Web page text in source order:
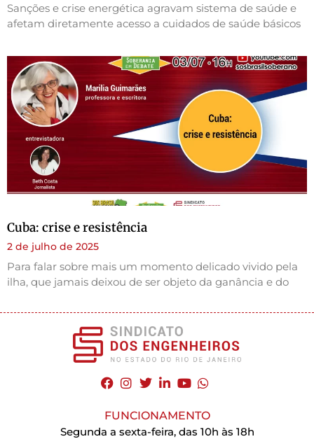
Sanções e crise energética agravam sistema de saúde e
afetam diretamente acesso a cuidados de saúde básicos
Cuba: crise e resistência
2 de julho de 2025
Para falar sobre mais um momento delicado vivido pela
ilha, que jamais deixou de ser objeto da ganância e do
FUNCIONAMENTO
Segunda a sexta-feira, das 10h às 18h